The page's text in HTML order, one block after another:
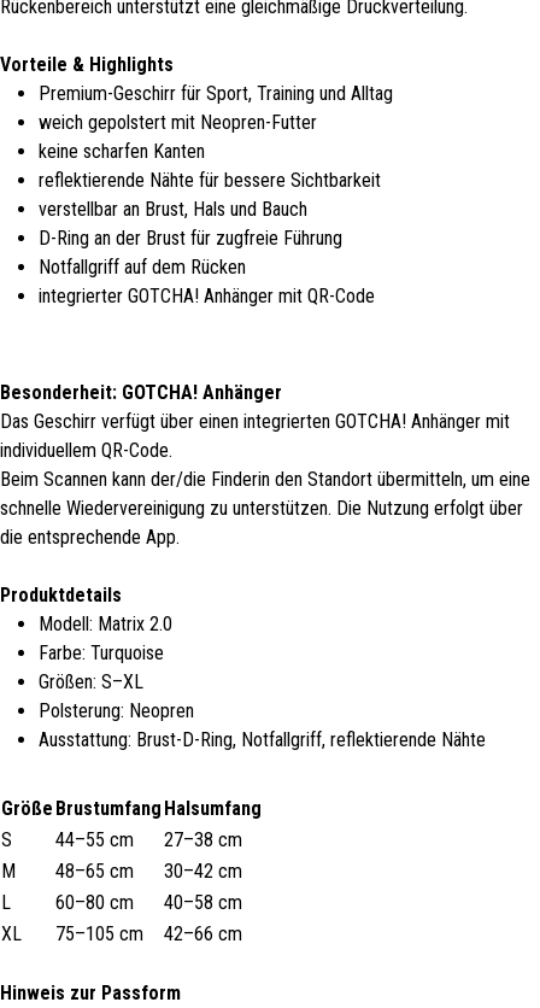
Rückenbereich unterstützt eine gleichmäßige Druckverteilung.
Vorteile & Highlights
Premium-Geschirr für Sport, Training und Alltag
weich gepolstert mit Neopren-Futter
keine scharfen Kanten
reflektierende Nähte für bessere Sichtbarkeit
verstellbar an Brust, Hals und Bauch
D-Ring an der Brust für zugfreie Führung
Notfallgriff auf dem Rücken
integrierter GOTCHA! Anhänger mit QR-Code
Besonderheit: GOTCHA! Anhänger
Das Geschirr verfügt über einen integrierten GOTCHA! Anhänger mit
individuellem QR-Code.
Beim Scannen kann der/die Finderin den Standort übermitteln, um eine
schnelle Wiedervereinigung zu unterstützen. Die Nutzung erfolgt über
die entsprechende App.
Produktdetails
Modell: Matrix 2.0
Farbe: Turquoise
Größen: S–XL
Polsterung: Neopren
Ausstattung: Brust-D-Ring, Notfallgriff, reflektierende Nähte
Größe Brustumfang Halsumfang
S
44–55 cm
27–38 cm
M
48–65 cm
30–42 cm
L
60–80 cm
40–58 cm
XL
75–105 cm 42–66 cm
Hinweis zur Passform